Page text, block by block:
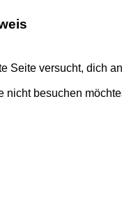
Seite versucht, dich an
nicht besuchen